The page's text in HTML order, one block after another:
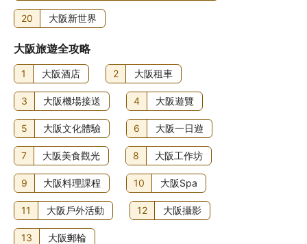
20 大阪新世界
大阪旅遊全攻略
1 大阪酒店 2 大阪租車
3 大阪機場接送 4 大阪遊覽
5 大阪文化體驗 6 大阪一日遊
7 大阪美食觀光 8 大阪工作坊
9 大阪料理課程 10 大阪Spa
11 大阪戶外活動 12 大阪攝影
13 大阪郵輪